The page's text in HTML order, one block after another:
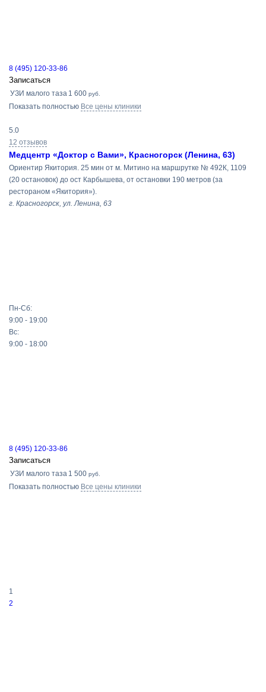
8 (495) 120-33-86
Записаться
УЗИ малого таза 1 600 руб.
Показать полностью Все цены клиники
5.0
12 отзывов
Медцентр «Доктор с Вами», Красногорск (Ленина, 63)
Ориентир Якитория. 25 мин от м. Митино на маршрутке № 492К, 1109
(20 остановок) до ост Карбышева, от остановки 190 метров (за
рестораном «Якитория»).
г. Красногорск, ул. Ленина, 63
Пн-Сб:
9:00 - 19:00
Вс:
9:00 - 18:00
8 (495) 120-33-86
Записаться
УЗИ малого таза 1 500 руб.
Показать полностью Все цены клиники
1
2